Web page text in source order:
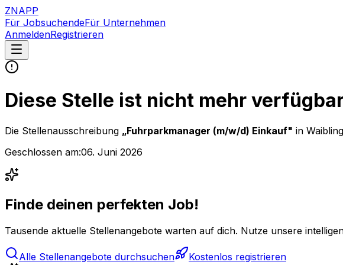
ZNAPP
Für JobsuchendeFür Unternehmen
AnmeldenRegistrieren
Diese Stelle ist nicht mehr
Die Stellenausschreibung „Fuhrparkmanager (m/w/d) Einkauf" in
Geschlossen am:06. Juni 2026
Finde deinen perfekten Job!
Tausende aktuelle Stellenangebote warten auf dich. Nutze unsere
Alle Stellenangebote durchsuchen Kostenlos registrieren